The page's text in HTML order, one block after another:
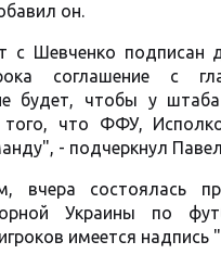
он.
с Шевченко подписан
соглашение с
будет, чтобы у
того, что ФФУ,
- подчеркнул
вчера состоялась
Украины по
имеется надпись